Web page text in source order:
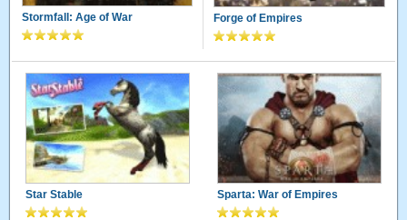
Stormfall: Age of War Forge of Empires
Star Stable Sparta: War of Empires